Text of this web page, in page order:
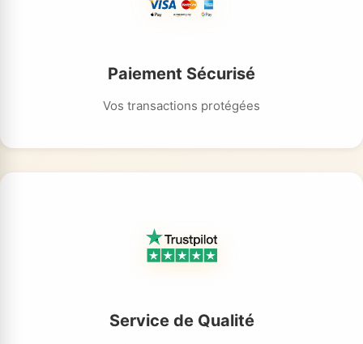
Paiement Sécurisé
Vos transactions protégées
Service de Qualité